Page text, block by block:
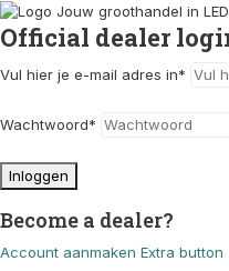
Official dealer
Vul hier je e-mail adres in*
Wachtwoord*
Inloggen
Become a dealer?
Account aanmaken Extra button